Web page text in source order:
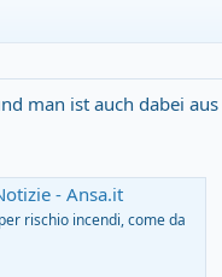
man ist auch dabei
- Ansa.it
rischio incendi, come da